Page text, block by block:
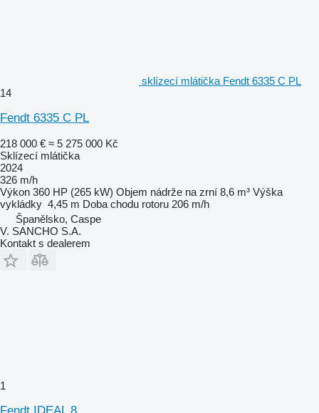
sklízecí mlátička Fendt 6335 C PL
14
Fendt 6335 C PL
218 000 € ≈ 5 275 000 Kč
Sklízecí mlátička
2024
326 m/h
Výkon 360 HP (265 kW) Objem nádrže na zrní 8,6 m³ Výška
vykládky 4,45 m Doba chodu rotoru 206 m/h
Španělsko, Caspe
V. SANCHO S.A.
Kontakt s dealerem
1
Fendt IDEAL 8